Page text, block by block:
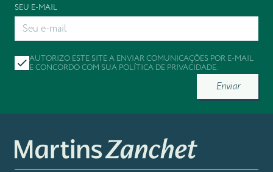
SEU E-MAIL
AUTORIZO ESTE SITE A ENVIAR COMUNICAÇÕES POR E-MAIL
E CONCORDO COM SUA POLÍTICA DE PRIVACIDADE.
Enviar